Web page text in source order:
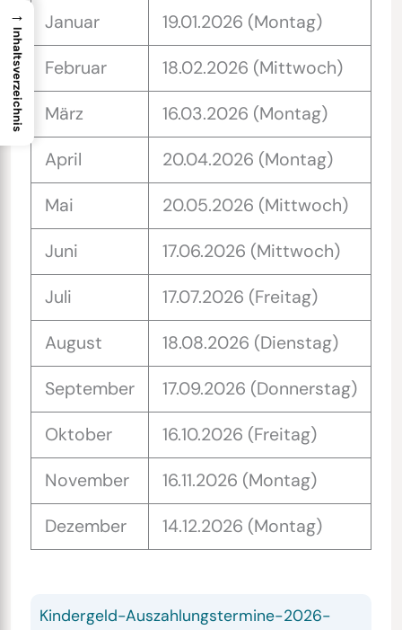
Januar 19.01.2026 (Montag)
Februar 18.02.2026 (Mittwoch)
März 16.03.2026 (Montag)
April 20.04.2026 (Montag)
Mai 20.05.2026 (Mittwoch)
Juni 17.06.2026 (Mittwoch)
Juli 17.07.2026 (Freitag)
August 18.08.2026 (Dienstag)
September 17.09.2026 (Donnerstag)
Oktober 16.10.2026 (Freitag)
November 16.11.2026 (Montag)
Dezember 14.12.2026 (Montag)
Kindergeld-Auszahlungstermine-2026-
→
Inhaltsverzeichnis